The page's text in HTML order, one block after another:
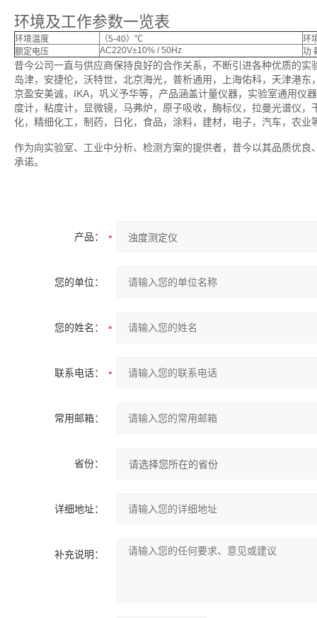
环境及工作参数一览表
环境温度 （5-40）℃
环
额定电压
AC220V±10% / 50Hz 功
昔今公司一直与供应商保持良好的合作关系，不断引进各种优质的
岛津，安捷伦，沃特世，北京海光，普析通用，上海佑科，天津港
京盈安美诚，IKA，巩义予华等，产品涵盖计量仪器，实验室通用仪
度计，粘度计，显微镜，马弗炉，原子吸收，酶标仪，拉曼光谱仪
化，精细化工，制药，日化，食品，涂料，建材，电子，汽车，农
作为向实验室、工业中分析、检测方案的提供者，昔今以其品质优
承诺。
产品：
您的单位：
您的姓名：
联系电话：
常用邮箱：
省份：
详细地址：
补充说明：